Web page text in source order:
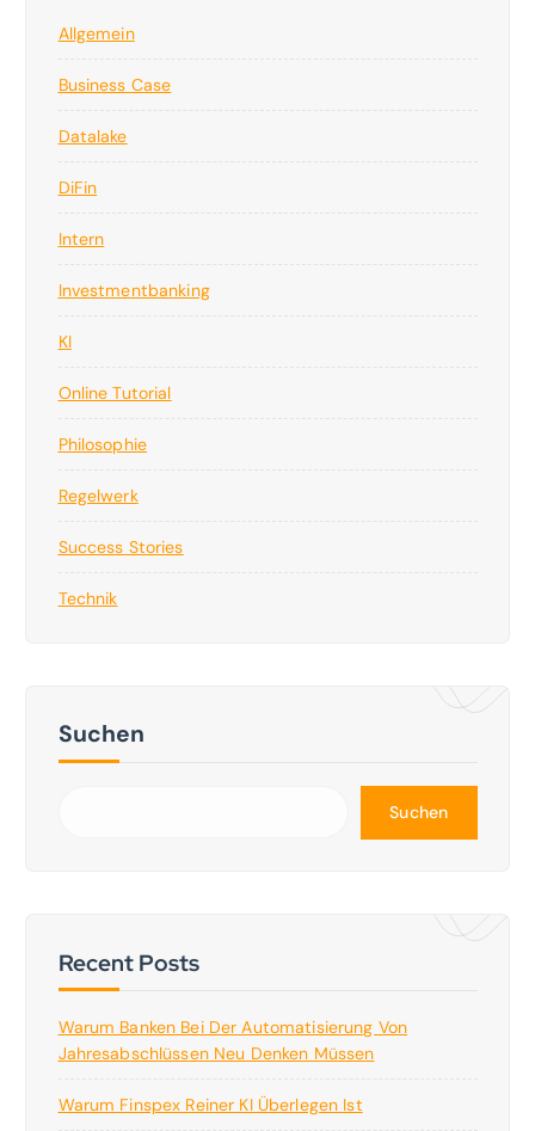
Allgemein
Business Case
Datalake
DiFin
Intern
Investmentbanking
KI
Online Tutorial
Philosophie
Regelwerk
Success Stories
Technik
Suchen
Suchen
Recent Posts
Warum Banken Bei Der Automatisierung Von
Jahresabschlüssen Neu Denken Müssen
Warum Finspex Reiner KI Überlegen Ist